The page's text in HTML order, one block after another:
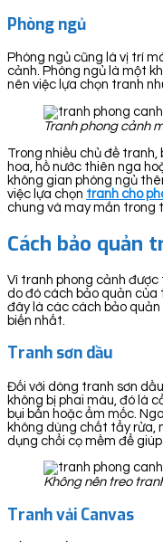
Phòng ngủ
Phòng ngủ cũng là vị trí
cảnh. Phòng ngủ là một
nên việc lựa chọn tranh
Tranh phong cảnh
Trong nhiều chủ đề
hoa, hồ nước thiên nga
không gian phòng ngủ
việc lựa chọn tranh cho
chung và may mắn trong
Cách bảo quản
Vì tranh phong cảnh được
do đó cách bảo quản của
đây là các cách bảo
biến nhất.
Tranh sơn dầu
Đối với dòng tranh sơn
không bị phai màu, đó là
bụi bẩn hoặc ẩm mốc.
không dùng chất tẩy rửa,
dụng chổi cọ mềm để
Không nên treo
Tranh vải Canvas